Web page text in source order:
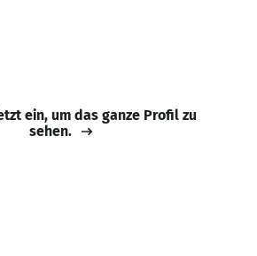
ein, um das ganze Profil zu
sehen.